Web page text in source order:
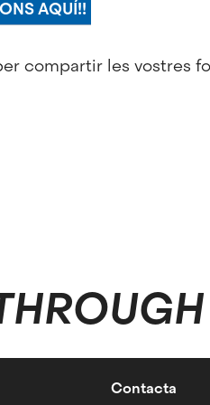
AQUÍ!!
compartir les vostres
Contacta